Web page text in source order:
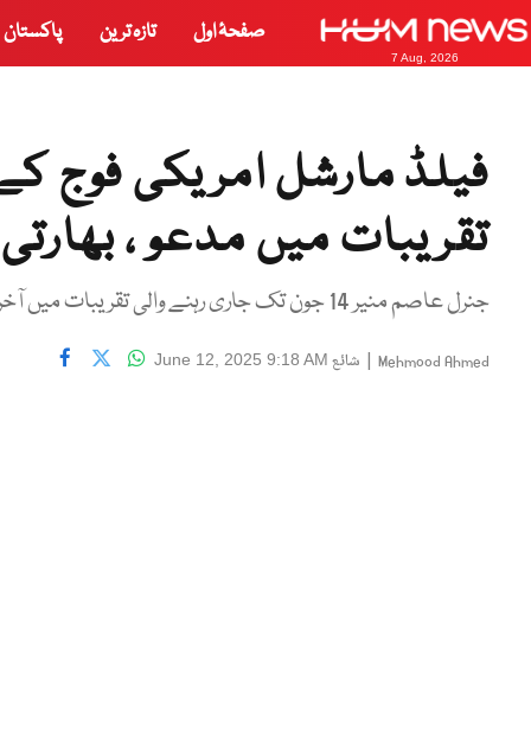
7 Aug, 2026
صفحۂ اول تازہ ترین پاکستان
تقریبات میں مدعو ،
جنرل عاصم منیر 14 جون تک جاری رہنے والی تقریبات میں آخری روز شرکت کریں گے
Mehmood Ahmed
| شائع June 12, 2025 9:18 AM